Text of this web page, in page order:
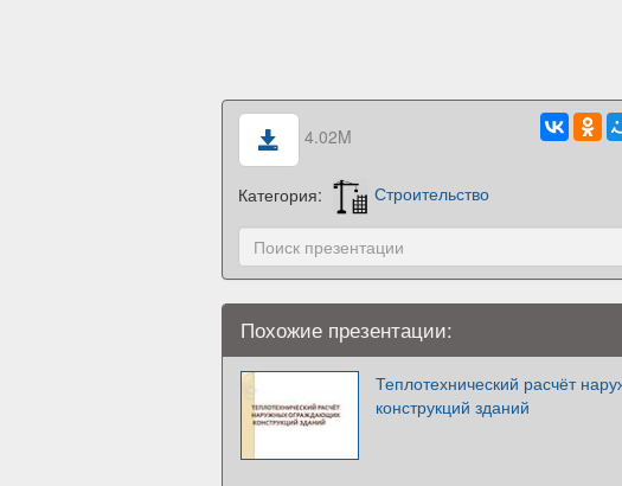
4.02M
Категория: Строительство
Похожие презентации:
Теплотехнический расчёт
конструкций зданий